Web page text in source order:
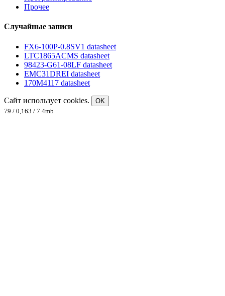
Прочее
Случайные записи
FX6-100P-0.8SV1 datasheet
LTC1865ACMS datasheet
98423-G61-08LF datasheet
EMC31DREI datasheet
170M4117 datasheet
Сайт использует cookies.
OK
79 / 0,163 / 7.4mb